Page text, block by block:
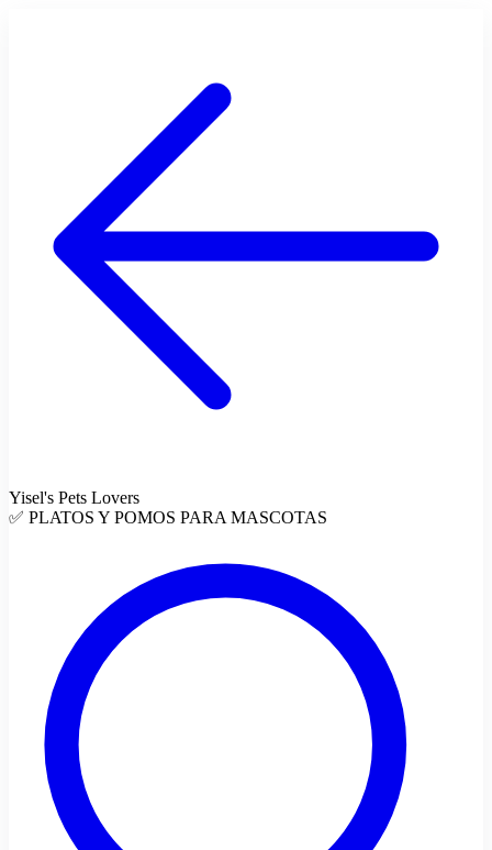
Yisel's Pets Lovers
✅ PLATOS Y POMOS PARA MASCOTAS